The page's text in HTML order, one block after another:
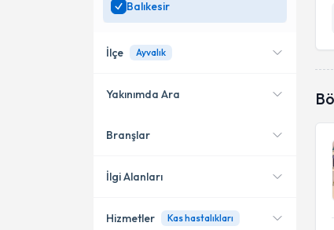
Balıkesir
İlçe Ayvalık
Edremit
Bandırma
Yakınımda Ara
Konumuma yakın uzmanları
Branşlar
Fizyoterapi
İlgi Alanları
Hizmetler Kas hastalıkları